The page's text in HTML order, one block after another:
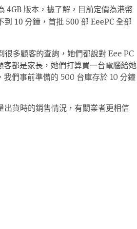
4GB 版本，據了解，目前定價為港幣
10 分鐘，首批 500 部 EeePC 全部
很多顧客的查詢，她們都說對 Eee PC
都是家長，她們打算買一台電腦給她
們事前準備的 500 台庫存於 10 分鐘
出貨時的銷售情況，有關業者更相信